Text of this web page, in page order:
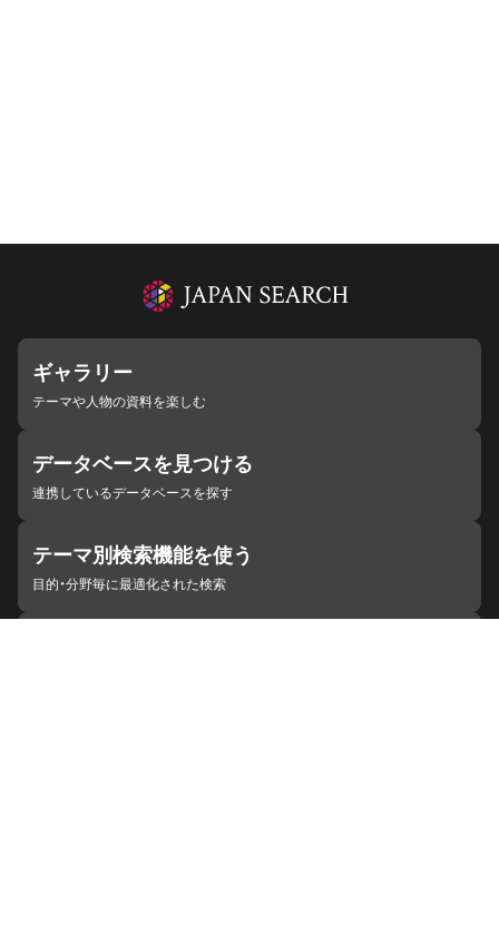
ギャラリー
テーマや人物の資料を楽しむ
データベースを見つける
連携しているデータベースを探す
テーマ別検索機能を使う
目的・分野毎に最適化された検索